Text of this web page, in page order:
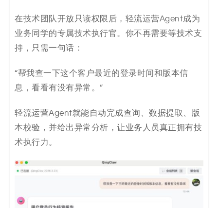
在技术团队开放只读权限后，轻流运营Agent成为
业务同学的专属技术执行官。你不再需要等技术支
持，只需一句话：
“帮我查一下这个客户最近的登录时间和版本信
息，看看有没有异常。”
轻流运营Agent就能自动完成查询、数据提取、版
本校验，并给出异常分析，让业务人员真正拥有技
术执行力。